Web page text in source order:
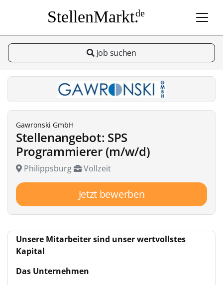
StellenMarkt.de
Job suchen
Gawronski GmbH
Stellenangebot: SPS
Programmierer (m/w/d)
Philippsburg Vollzeit
Jetzt bewerben
Unsere Mitarbeiter sind unser wertvollstes
Kapital
Das Unternehmen